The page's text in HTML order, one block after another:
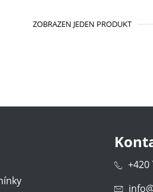
ZOBRAZEN JEDEN PRODUKT
+420